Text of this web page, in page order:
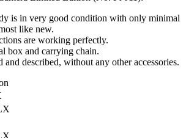
is in very good condition with only minimal
like new.
are working perfectly.
box and carrying chain.
and described, without any other accessories.